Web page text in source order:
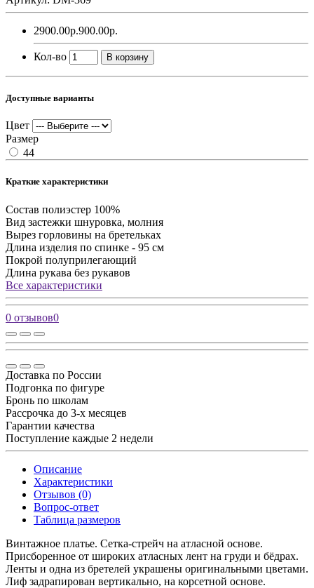
2900.00р.900.00р.
Кол-во В корзину
Доступные варианты
Цвет
Размер
44
Краткие характеристики
Состав полиэстер 100%
Вид застежки шнуровка, молния
Вырез горловины на бретельках
Длина изделия по спинке - 95 см
Покрой полуприлегающий
Длина рукава без рукавов
Все характеристики
0 отзывов0
Доставка по России
Подгонка по фигуре
Бронь по школам
Рассрочка до 3-х месяцев
Гарантии качества
Поступление каждые 2 недели
Описание
Характеристики
Отзывов (0)
Вопрос-ответ
Таблица размеров
Винтажное платье. Сетка-стрейч на атласной основе.
Присборенное от широких атласных лент на груди и бёдрах.
Ленты и одна из бретелей украшены оригинальными цветами.
Лиф задрапирован вертикально, на корсетной основе.